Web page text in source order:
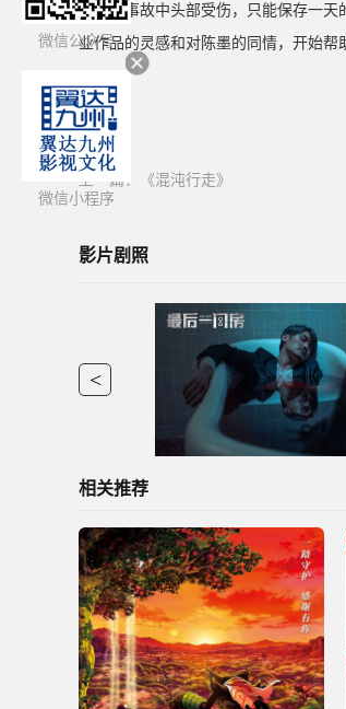
在一次事故中头部受伤，只能保存一
业作品的灵感和对陈墨的同情，开始
上一篇： 《混沌行走》
影片剧照
<
相关推荐
微信公众号
微信小程序